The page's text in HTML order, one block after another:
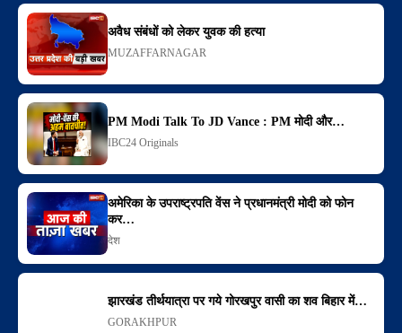
अवैध संबंधों को लेकर युवक की हत्या
MUZAFFARNAGAR
PM Modi Talk To JD Vance : PM मोदी और…
IBC24 Originals
अमेरिका के उपराष्ट्रपति वेंस ने प्रधानमंत्री मोदी को फोन
कर…
देश
झारखंड तीर्थयात्रा पर गये गोरखपुर वासी का शव बिहार में…
GORAKHPUR